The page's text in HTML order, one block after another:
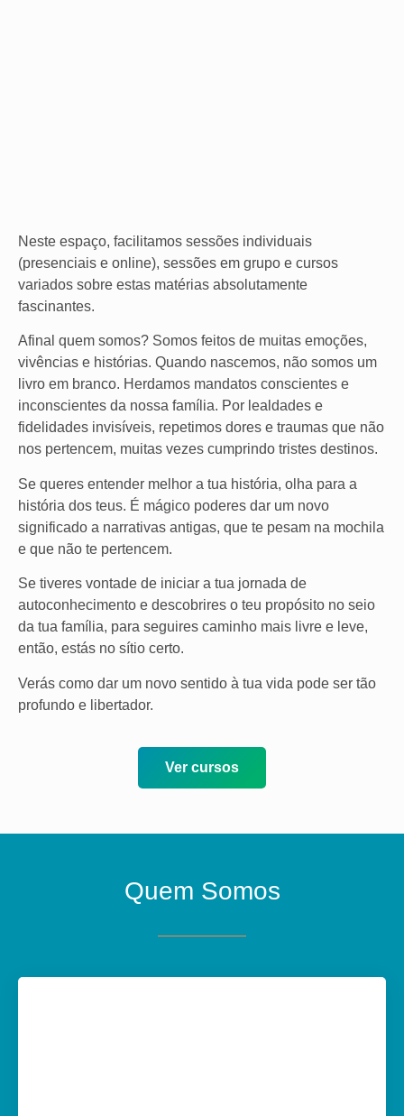
Neste espaço, facilitamos sessões individuais
(presenciais e online), sessões em grupo e cursos
variados sobre estas matérias absolutamente
fascinantes.
Afinal quem somos? Somos feitos de muitas emoções,
vivências e histórias. Quando nascemos, não somos um
livro em branco. Herdamos mandatos conscientes e
inconscientes da nossa família. Por lealdades e
fidelidades invisíveis, repetimos dores e traumas que não
nos pertencem, muitas vezes cumprindo tristes destinos.
Se queres entender melhor a tua história, olha para a
história dos teus. É mágico poderes dar um novo
significado a narrativas antigas, que te pesam na mochila
e que não te pertencem.
Se tiveres vontade de iniciar a tua jornada de
autoconhecimento e descobrires o teu propósito no seio
da tua família, para seguires caminho mais livre e leve,
então, estás no sítio certo.
Verás como dar um novo sentido à tua vida pode ser tão
profundo e libertador.
Ver cursos
Quem Somos